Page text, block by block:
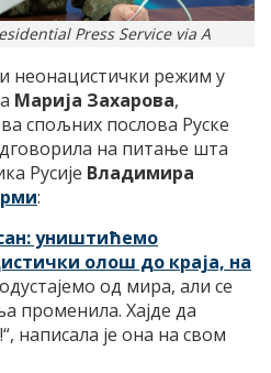
Press Service via A
неонацистички режим у
Марија Захарова,
спољних послова Руске
на питање шта
Русије Владимира
:
уништићемо
олош до краја, на
од мира, али се
променила. Хајде да
написала је она на свом